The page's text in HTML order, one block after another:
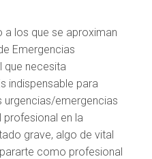
a los que se aproximan
Emergencias
que necesita
indispensable para
urgencias/emergencias
en la
grave, algo de vital
como profesional